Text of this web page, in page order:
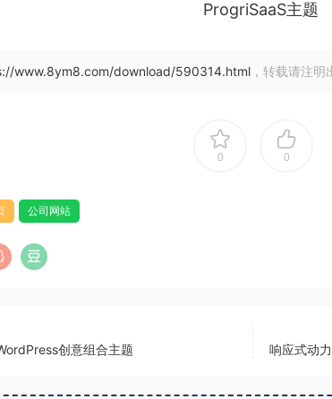
www.8ym8.com/download/590314.html ，转载请注明
0 0
公司网站
创意组合主题 响应式动